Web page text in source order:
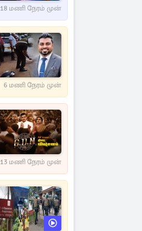
18 மணி நேரம் முன்
6 மணி நேரம் முன்
13 மணி நேரம் முன்